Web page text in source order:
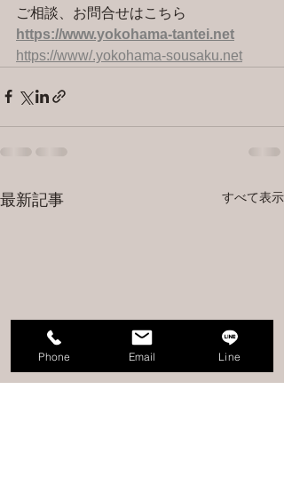
ご相談、お問合せはこちら
https://www.yokohama-tantei.net
https://www/.yokohama-sousaku.net
最新記事 すべて表示
Phone Email Line